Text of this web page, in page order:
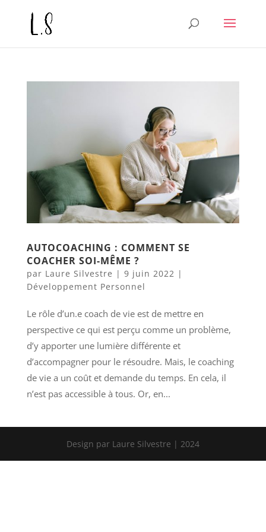
AUTOCOACHING : COMMENT SE
COACHER SOI-MÊME ?
par Laure Silvestre | 9 juin 2022 |
Développement Personnel
Le rôle d’un.e coach de vie est de mettre en
perspective ce qui est perçu comme un problème,
d’y apporter une lumière différente et
d’accompagner pour le résoudre. Mais, le coaching
de vie a un coût et demande du temps. En cela, il
n’est pas accessible à tous. Or, en...
Design par Laure Silvestre | 2024